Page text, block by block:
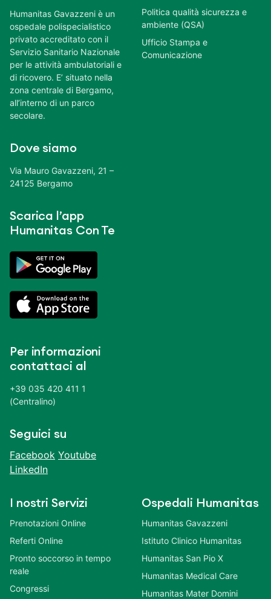
Humanitas Gavazzeni è un
ospedale polispecialistico
privato accreditato con il
Servizio Sanitario Nazionale
per le attività ambulatoriali e
di ricovero. E’ situato nella
zona centrale di Bergamo,
all’interno di un parco
secolare.
Dove siamo
Via Mauro Gavazzeni, 21 –
24125 Bergamo
Scarica l’app
Humanitas Con Te
Per informazioni
contattaci al
+39 035 420 411 1
(Centralino)
Seguici su
Facebook Youtube
LinkedIn
Politica qualità sicurezza e
ambiente (QSA)
Ufficio Stampa e
Comunicazione
I nostri Servizi
Prenotazioni Online
Referti Online
Pronto soccorso in tempo
reale
Congressi
Ospedali Humanitas
Humanitas Gavazzeni
Istituto Clinico Humanitas
Humanitas San Pio X
Humanitas Medical Care
Humanitas Mater Domini